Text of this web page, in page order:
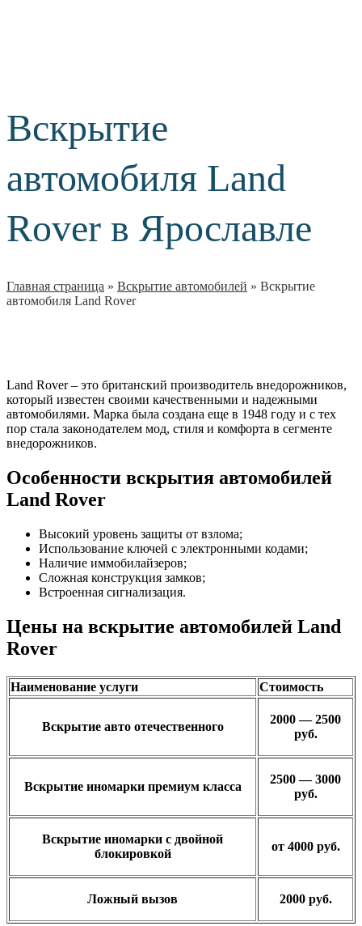
Вскрытие
автомобиля Land
Rover в Ярославле
Главная страница » Вскрытие автомобилей » Вскрытие
автомобиля Land Rover
Land Rover – это британский производитель внедорожников,
который известен своими качественными и надежными
автомобилями. Марка была создана еще в 1948 году и с тех
пор стала законодателем мод, стиля и комфорта в сегменте
внедорожников.
Особенности вскрытия автомобилей
Land Rover
Высокий уровень защиты от взлома;
Использование ключей с электронными кодами;
Наличие иммобилайзеров;
Сложная конструкция замков;
Встроенная сигнализация.
Цены на вскрытие автомобилей Land
Rover
Наименование услуги Стоимость
Вскрытие авто отечественного
2000 — 2500
руб.
Вскрытие иномарки премиум класса
2500 — 3000
руб.
Вскрытие иномарки с двойной
блокировкой
от 4000 руб.
Ложный вызов 2000 руб.